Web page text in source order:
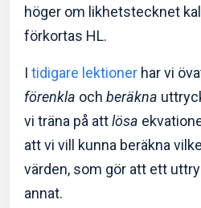
höger om likhetstecknet
förkortas HL.
I tidigare lektioner har vi
förenkla och beräkna
vi träna på attlösa
att vi vill kunna beräkna
värden, som gör att ett
annat.